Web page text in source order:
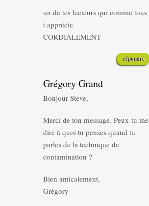
un de tes lecteurs qui comme tous
t apprécie
CORDIALEMENT
répondre
Grégory Grand
Bonjour Steve,
Merci de ton message. Peux-tu me
dire à quoi tu penses quand tu
parles de la technique de
contamination ?
Bien amicalement,
Grégory